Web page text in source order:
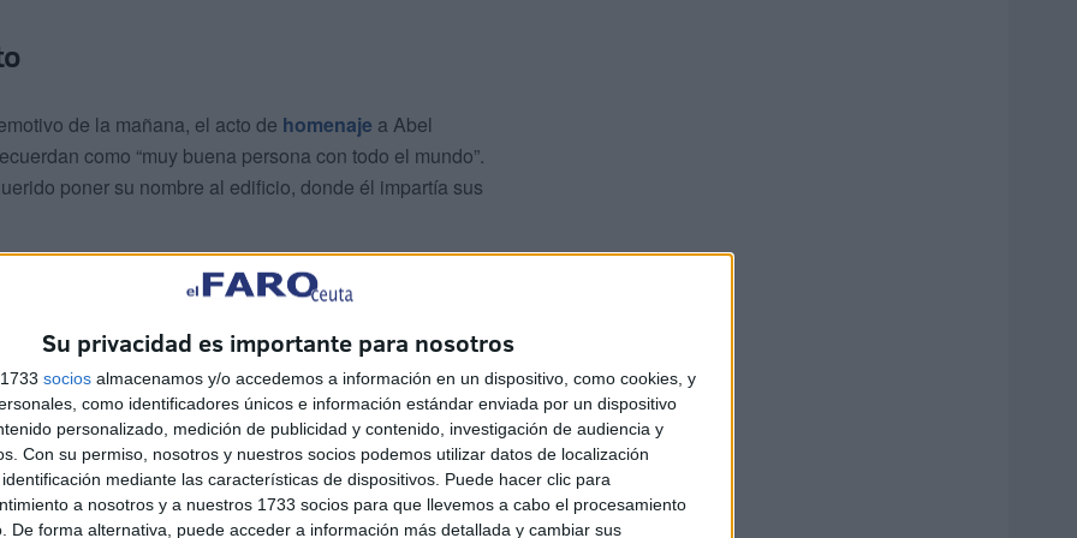
Su privacidad es importante para nosotros
socios almacenamos y/o accedemos a información en un dispositivo, como cookies, y
como identificadores únicos e información estándar enviada por un dispositivo
personalizado, medición de publicidad y contenido, investigación de audiencia y
Con su permiso, nosotros y nuestros socios podemos utilizar datos de localización
mediante las características de dispositivos. Puede hacer clic para
a nosotros y a nuestros 1733 socios para que llevemos a cabo el procesamiento
De forma alternativa, puede acceder a información más detallada y cambiar sus
de la mañana, el acto de homenaje a Abel
como “muy buena persona con todo el mundo”.
poner su nombre al edificio, donde él impartía sus
también con el día de su cumpleaños. Sus
en estos momentos en los que ha sido